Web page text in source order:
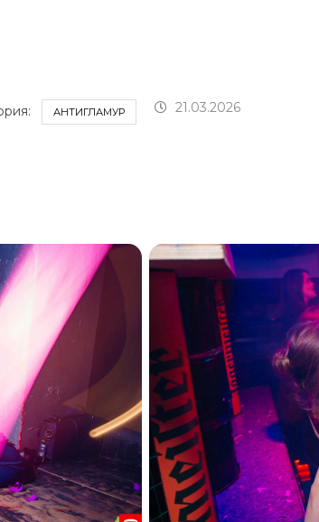
АНТИГЛАМУР 21.03.2026